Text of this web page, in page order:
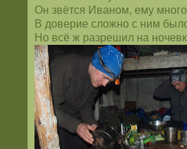
Он звётся Иваном, ему много
В доверие сложно с ним
Но всё ж разрешил на